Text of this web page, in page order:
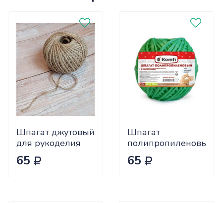
Шпагат джутовый
для рукоделия
100м / веревка
хлопковая для
65
Шпагат
полипропиленовый,
клубок,
1,6ммx50м
65